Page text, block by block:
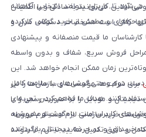
تا کاربران بتوانند انتخابی آگاهانه
حرفه‌ای و مطمئن از خرید گوشی کارکرده
آنلاین، می‌توانید به‌سادگی و با اطمینان
کافی است مشخصات دستگاه، مدل و
کارشناسان ما قیمت منصفانه و پیشنهادی
مراحل فروش سریع، شفاف و بدون واسطه
زمان ممکن انجام خواهد شد. این
دوم و حتی گوشی‌های با سلامت کامل
کنند. هدف ما فراهم کردن تجربه‌ای
کاربران است. با «گوشیتو بفروش»،
و در چرخه دیجیتال بازگردانده
برای شرکت‌ها، مؤسسات و سازمان‌ها را نیز
دیجیتال و موبایل را به صورت رسمی و با
خرید سازمانی لازم است فرم مربوطه
و دقیق تکمیل نمایید تا تیم ما بتواند